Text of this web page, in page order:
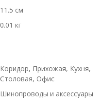
11.5 см
0.01 кг
Коридор, Прихожая, Кухня,
Столовая, Офис
Шинопроводы и аксессуары